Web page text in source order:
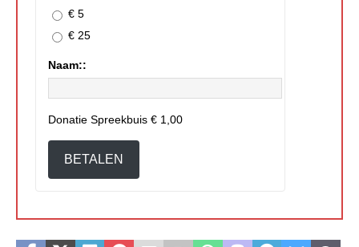
€ 5
€ 25
Naam::
Donatie Spreekbuis € 1,00
BETALEN